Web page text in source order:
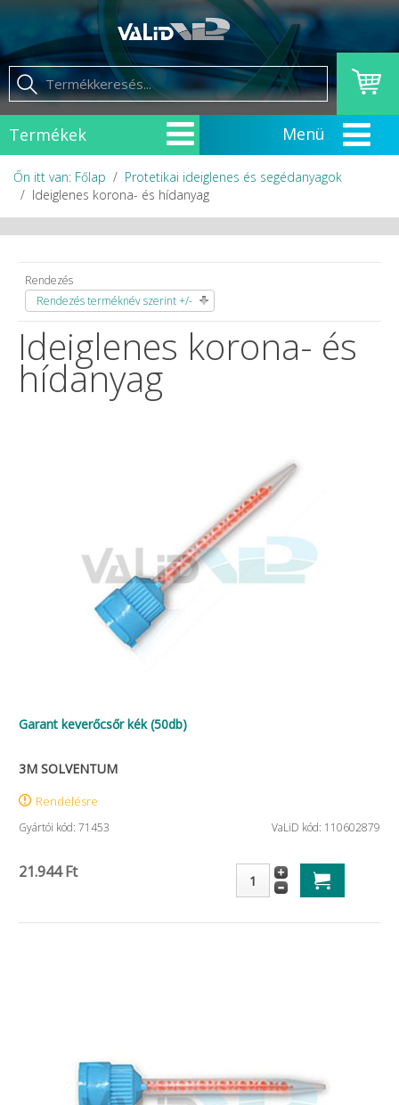
Termékek
Őn itt van: Főlap
Protetikai ideiglenes és segédanyagok
Ideiglenes korona- és hídanyag
Rendezés
Rendezés terméknév szerint +/-
Ideiglenes korona- és
hídanyag
Garant keverőcsőr kék (50db)
3M SOLVENTUM
Rendelésre
Gyártói kód: 71453 VaLiD kód: 110602879
21.944 Ft